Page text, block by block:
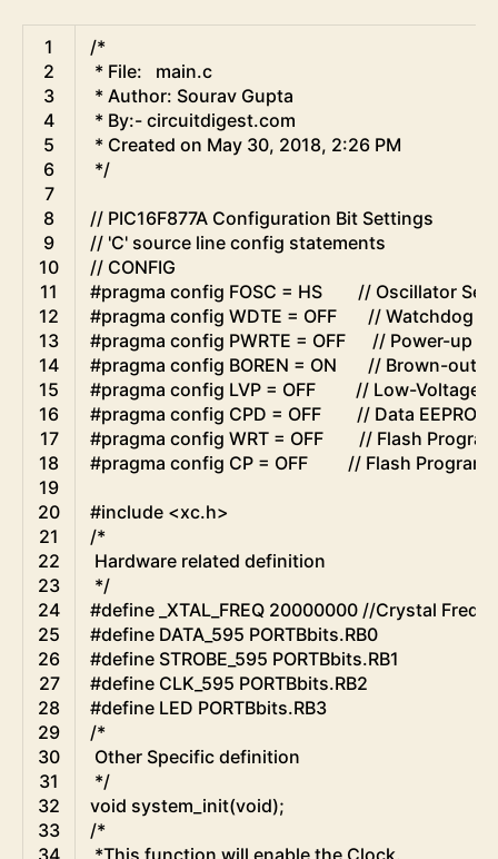
1
2
3
4
5
6
7
8
9
10
11
12
13
14
15
16
17
18
19
20
21
22
23
24
25
26
27
28
29
30
31
32
33
/*
* File:   main.c
* Author: Sourav Gupta
* By:- circuitdigest.com
* Created on May 30, 2018, 2:26 PM
*/
// PIC16F877A Configuration Bit Settings
// 'C' source line config statements
// CONFIG
#pragma config FOSC = HS        // Oscillator
#pragma config WDTE = OFF       // Watchdog
#pragma config PWRTE = OFF      // Power-up
#pragma config BOREN = ON       // Brown-out
#pragma config LVP = OFF         // Low-
#pragma config CPD = OFF        // Data
#pragma config WRT = OFF        // Flash
#pragma config CP = OFF         // Flash
#include <xc.h>
/*
Hardware related definition
*/
#define _XTAL_FREQ 20000000 //Crystal
#define DATA_595 PORTBbits.RB0
#define STROBE_595 PORTBbits.RB1
#define CLK_595 PORTBbits.RB2
#define LED PORTBbits.RB3
/*
Other Specific definition
*/
void system_init(void);
/*